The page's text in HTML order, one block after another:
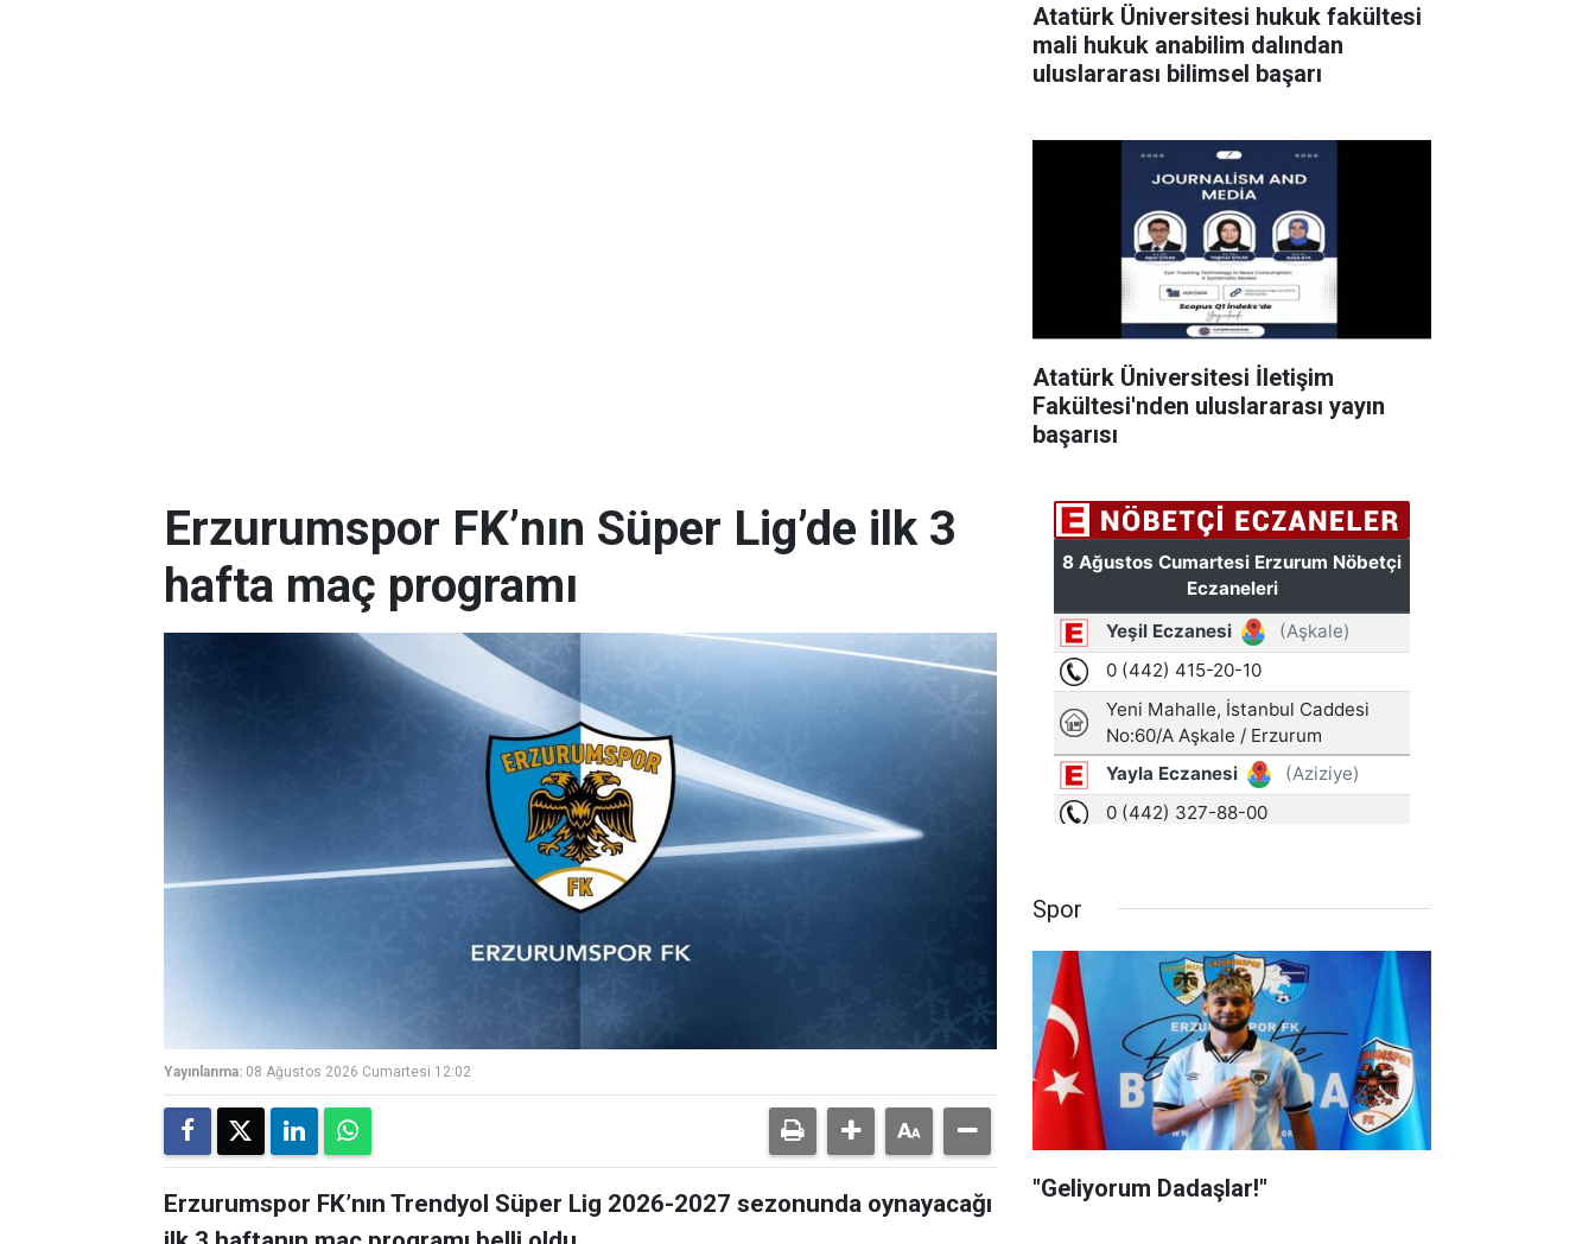
Atatürk Üniversitesi hukuk fakültesi
mali hukuk anabilim dalından
uluslararası bilimsel başarı
Atatürk Üniversitesi İletişim
Fakültesi'nden uluslararası yayın
başarısı
Erzurumspor FK’nın Süper Lig’de ilk 3
hafta maç programı
Yayınlanma: 08 Ağustos 2026 Cumartesi 12:02
Erzurumspor FK’nın Trendyol Süper Lig 2026-2027 sezonunda oynayacağı
Spor
"Geliyorum Dadaşlar!"